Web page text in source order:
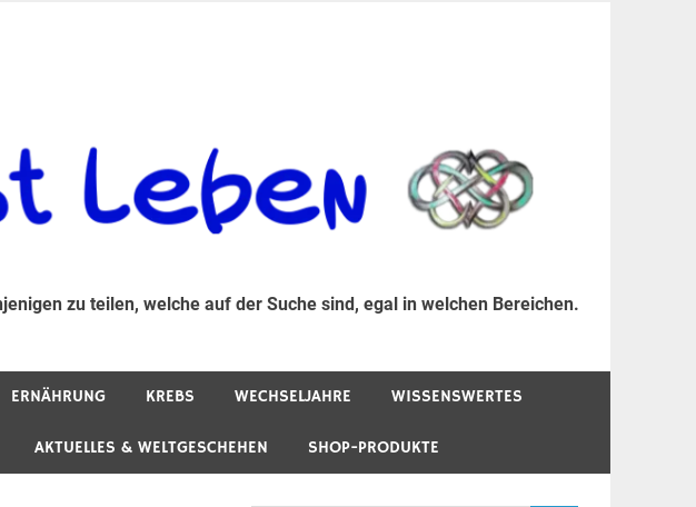
zu teilen, welche auf der Suche sind, egal in welchen Bereichen.
ERNÄHRUNG KREBS WECHSELJAHRE WISSENSWERTES
AKTUELLES & WELTGESCHEHEN SHOP-PRODUKTE